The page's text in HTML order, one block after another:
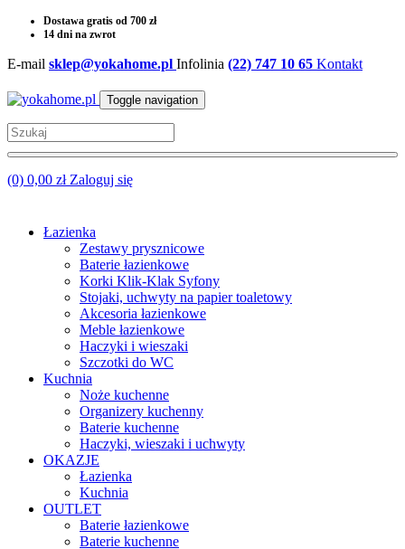
Dostawa gratis od 700 zł
14 dni na zwrot
E-mail sklep@yokahome.pl Infolinia (22) 747 10 65 Kontakt
Toggle navigation
(0) 0,00 zł Zaloguj się
Łazienka
Zestawy prysznicowe
Baterie łazienkowe
Korki Klik-Klak Syfony
Stojaki, uchwyty na papier toaletowy
Akcesoria łazienkowe
Meble łazienkowe
Haczyki i wieszaki
Szczotki do WC
Kuchnia
Noże kuchenne
Organizery kuchenny
Baterie kuchenne
Haczyki, wieszaki i uchwyty
OKAZJE
Łazienka
Kuchnia
OUTLET
Baterie łazienkowe
Baterie kuchenne